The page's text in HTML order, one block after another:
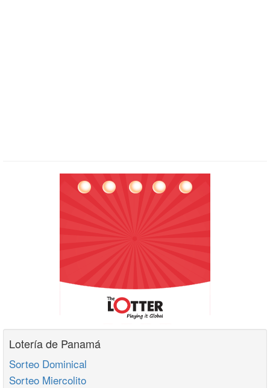
Lotería de Panamá
Sorteo Dominical
Sorteo Miercolito